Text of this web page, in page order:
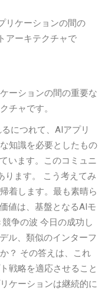
リケーションの間の
アーキテクチャで
ーションの間の重要な
チャです。
につれて、AIアプリ
知識を必要としたもの
います。このコミュニ
ります。 こう考えてみ
着します。最も素晴ら
値は、基盤となるAIモ
争の波 今日の成功し
ル、類似のインターフ
？ その答えは、これ
戦略を適応させること
ケーションは継続的に